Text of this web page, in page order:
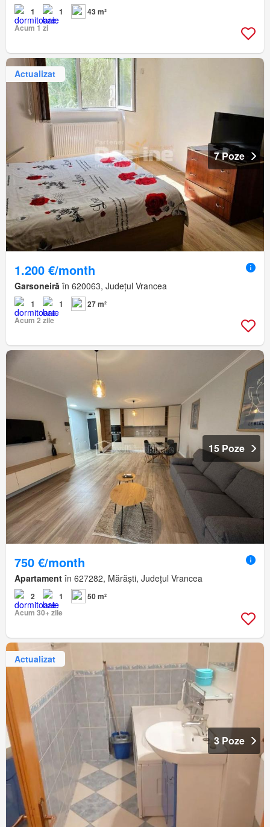
1 1
43 m²
Acum 1 zi
Actualizat
7 Poze
1.200 €/month
Garsoneiră în 620063, Județul Vrancea
1 1
27 m²
Acum 2 zile
15 Poze
750 €/month
Apartament în 627282, Mărăști, Județul Vrancea
2 1
50 m²
Acum 30+ zile
Actualizat
3 Poze